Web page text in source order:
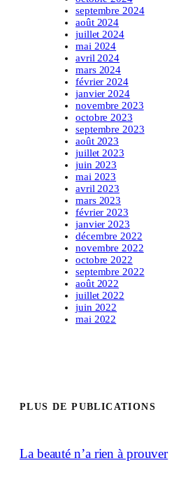
septembre 2024
août 2024
juillet 2024
mai 2024
avril 2024
mars 2024
février 2024
janvier 2024
novembre 2023
octobre 2023
septembre 2023
août 2023
juillet 2023
juin 2023
mai 2023
avril 2023
mars 2023
février 2023
janvier 2023
décembre 2022
novembre 2022
octobre 2022
septembre 2022
août 2022
juillet 2022
juin 2022
mai 2022
PLUS DE PUBLICATIONS
La beauté n’a rien à prouver